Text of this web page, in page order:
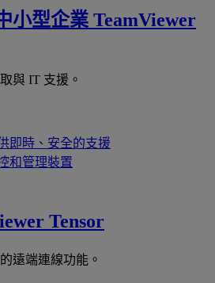
小型企業 TeamViewer
與 IT 支援。
即時、安全的支援
和管理裝置
Tensor
遠端連線功能。